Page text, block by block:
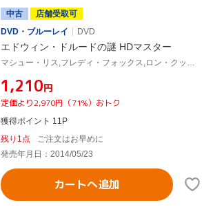
中古
店舗受取可
DVD・ブルーレイ
DVD
エドウィン・ドルードの謎 HDマスター
¥1,210円
定価より2,970円（71%）おトク
獲得ポイント 11P
残り1点
ご注文はお早めに
発売年月日：2014/05/23
カートへ追加